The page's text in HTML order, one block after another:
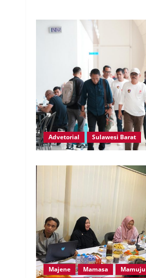
Advetorial Sulawesi Barat
Majene Mamasa Mamuju